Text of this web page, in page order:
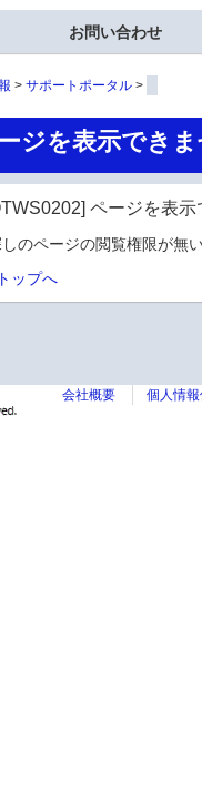
お問い合わせ
サポートポータル
ジを表示でき
ページを表
しのページの閲覧権限が無
トップへ
会社概要 個人情